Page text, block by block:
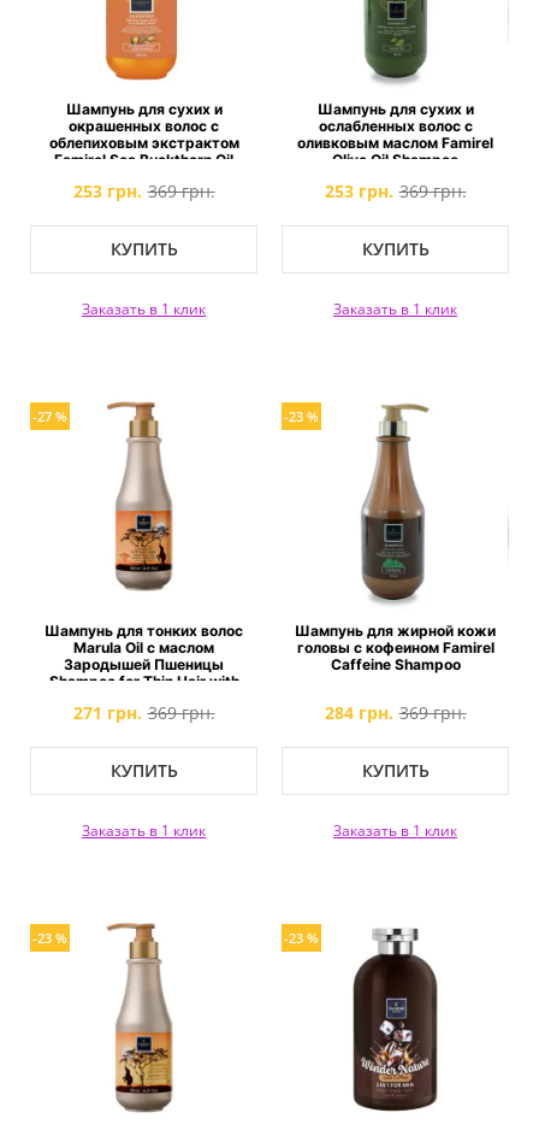
Шампунь для сухих и
окрашенных волос с
облепиховым экстрактом
Famirel Sea Buckthorn Oil
253 грн. 369 грн.
КУПИТЬ
Заказать в 1 клик
Шампунь для сухих и
ослабленных волос с
оливковым маслом Famirel
Olive Oil Shampoo
253 грн. 369 грн.
КУПИТЬ
Заказать в 1 клик
-27 %
Шампунь для тонких волос
Marula Oil с маслом
Зародышей Пшеницы
Shampoo for Thin Hair with
271 грн. 369 грн.
КУПИТЬ
Заказать в 1 клик
-23 %
Шампунь для жирной кожи
головы с кофеином Famirel
Caffeine Shampoo
284 грн. 369 грн.
КУПИТЬ
Заказать в 1 клик
-23 % -23 %